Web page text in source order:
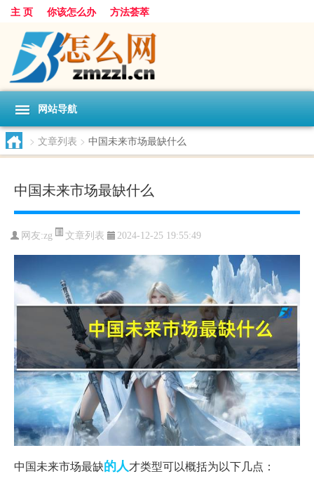
主 页 你该怎么办 方法荟萃
网站导航
> 文章列表 > 中国未来市场最缺什么
中国未来市场最缺什么
网友:zg 文章列表 2024-12-25 19:55:49
中国未来市场最缺的人才类型可以概括为以下几点：